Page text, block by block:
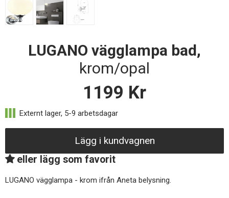
LUGANO vägglampa bad,
krom/opal
1199 Kr
Lägg i kundvagnen
eller lägg som favorit
LUGANO vägglampa - krom ifrån Aneta belysning.